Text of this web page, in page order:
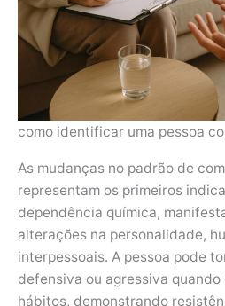
como identificar uma pessoa
As mudanças no padrão de
representam os primeiros
dependência química,
alterações na personalidade,
interpessoais. A pessoa pode
defensiva ou agressiva
hábitos, demonstrando